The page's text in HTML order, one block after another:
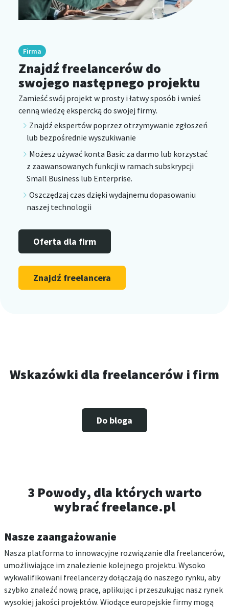
Firma
Znajdź freelancerów do
swojego następnego projektu
Zamieść swój projekt w prosty i łatwy sposób i wnieś
cenną wiedzę ekspercką do swojej firmy.
Znajdź ekspertów poprzez otrzymywanie zgłoszeń
lub bezpośrednie wyszukiwanie
Możesz używać konta Basic za darmo lub korzystać
z zaawansowanych funkcji w ramach subskrypcji
Small Business lub Enterprise.
Oszczędzaj czas dzięki wydajnemu dopasowaniu
naszej technologii
Oferta dla firm
Znajdź freelancera
Wskazówki dla freelancerów i firm
Do bloga
3 Powody, dla których warto
wybrać freelance.pl
Nasze zaangażowanie
Nasza platforma to innowacyjne rozwiązanie dla freelancerów,
umożliwiające im znalezienie kolejnego projektu. Wysoko
wykwalifikowani freelancerzy dołączają do naszego rynku, aby
szybko znaleźć nową pracę, aplikując i przeszukując nasz rynek
wysokiej jakości projektów. Wiodące europejskie firmy mogą